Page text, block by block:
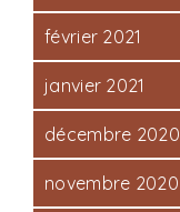
février 2021
janvier 2021
décembre 2020
novembre 2020